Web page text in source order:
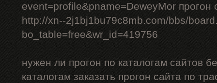
event=profile&pname=DeweyMor
http://xn--2j1bj1bu79c8mb.com/bbs/
bo_table=free&wr_id=419756
нужен ли прогон по каталогам сайтов
каталогам заказать прогон сайта по